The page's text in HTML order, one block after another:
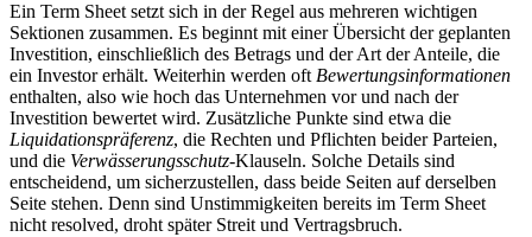
Ein Term Sheet setzt sich in der Regel aus mehreren wichtigen
Sektionen zusammen. Es beginnt mit einer Übersicht der geplanten
Investition, einschließlich des Betrags und der Art der Anteile, die
ein Investor erhält. Weiterhin werden oft Bewertungsinformationen
enthalten, also wie hoch das Unternehmen vor und nach der
Investition bewertet wird. Zusätzliche Punkte sind etwa die
Liquidationspräferenz, die Rechten und Pflichten beider Parteien,
und die Verwässerungsschutz-Klauseln. Solche Details sind
entscheidend, um sicherzustellen, dass beide Seiten auf derselben
Seite stehen. Denn sind Unstimmigkeiten bereits im Term Sheet
nicht resolved, droht später Streit und Vertragsbruch.